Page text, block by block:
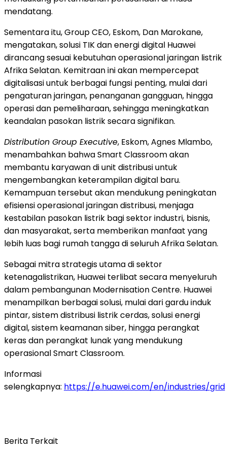
mendatang.
Sementara itu, Group CEO, Eskom, Dan Marokane,
mengatakan, solusi TIK dan energi digital Huawei
dirancang sesuai kebutuhan operasional jaringan listrik
Afrika Selatan. Kemitraan ini akan mempercepat
digitalisasi untuk berbagai fungsi penting, mulai dari
pengaturan jaringan, penanganan gangguan, hingga
operasi dan pemeliharaan, sehingga meningkatkan
keandalan pasokan listrik secara signifikan.
Distribution Group Executive, Eskom, Agnes Mlambo,
menambahkan bahwa Smart Classroom akan
membantu karyawan di unit distribusi untuk
mengembangkan keterampilan digital baru.
Kemampuan tersebut akan mendukung peningkatan
efisiensi operasional jaringan distribusi, menjaga
kestabilan pasokan listrik bagi sektor industri, bisnis,
dan masyarakat, serta memberikan manfaat yang
lebih luas bagi rumah tangga di seluruh Afrika Selatan.
Sebagai mitra strategis utama di sektor
ketenagalistrikan, Huawei terlibat secara menyeluruh
dalam pembangunan Modernisation Centre. Huawei
menampilkan berbagai solusi, mulai dari gardu induk
pintar, sistem distribusi listrik cerdas, solusi energi
digital, sistem keamanan siber, hingga perangkat
keras dan perangkat lunak yang mendukung
operasional Smart Classroom.
Informasi
selengkapnya: https://e.huawei.com/en/industries/grid
Berita Terkait